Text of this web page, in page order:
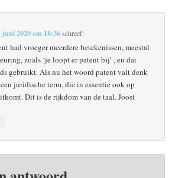
juni 2020 om 18:36schreef:
had vroeger meerdere betekenissen, meestal
zoals ‘je loopt er patent bij’ , en dat
gebruikt. Als nu het woord patent valt denk
juridische term, die in essentie ook op
Dit is de rijkdom van de taal. Joost